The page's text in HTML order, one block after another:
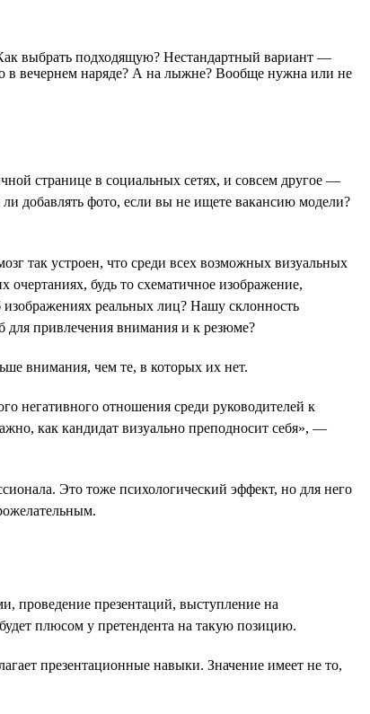
выбрать подходящую? Нестандартный вариант —
в вечернем наряде? А на лыжне? Вообще нужна или не
странице в социальных сетях, и совсем другое —
добавлять фото, если вы не ищете вакансию модели?
так устроен, что среди всех возможных визуальных
будь то схематичное изображение,
реальных лиц? Нашу склонность
для привлечения внимания и к резюме?
внимания, чем те, в которых их нет.
негативного отношения среди руководителей к
как кандидат визуально преподносит себя», —
Это тоже психологический эффект, но для него
проведение презентаций, выступление на
плюсом у претендента на такую позицию.
презентационные навыки. Значение имеет не то,